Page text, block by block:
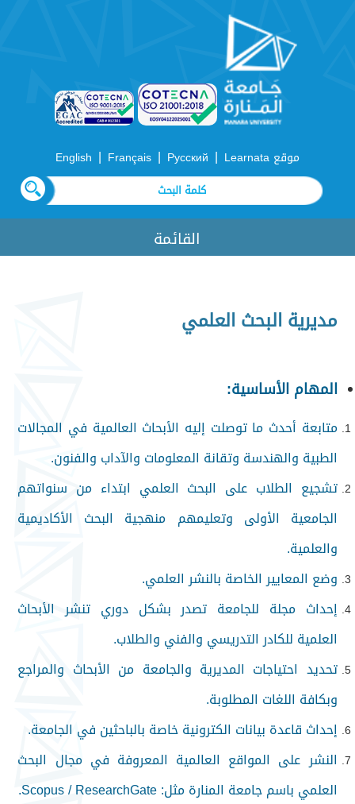
موقع Learnata |
Русский
|
Français
|
English
القائمة
مديرية البحث العلمي
المهام الأساسية:
متابعة أحدث ما توصلت إليه الأبحاث العالمية في المجالات
الطبية والهندسة وتقانة المعلومات والآداب والفنون.
تشجيع الطلاب على البحث العلمي ابتداء من سنواتهم
الجامعية الأولى وتعليمهم منهجية البحث الأكاديمية
والعلمية.
وضع المعايير الخاصة بالنشر العلمي.
إحداث مجلة للجامعة تصدر بشكل دوري تنشر الأبحاث
العلمية للكادر التدريسي والفني والطلاب.
تحديد احتياجات المديرية والجامعة من الأبحاث والمراجع
وبكافة اللغات المطلوبة.
إحداث قاعدة بيانات الكترونية خاصة بالباحثين في الجامعة.
النشر على المواقع العالمية المعروفة في مجال البحث
العلمي باسم جامعة المنارة مثل: Scopus / ResearchGate.